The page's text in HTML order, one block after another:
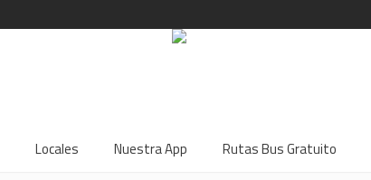
Locales Nuestra App Rutas Bus Gratuito